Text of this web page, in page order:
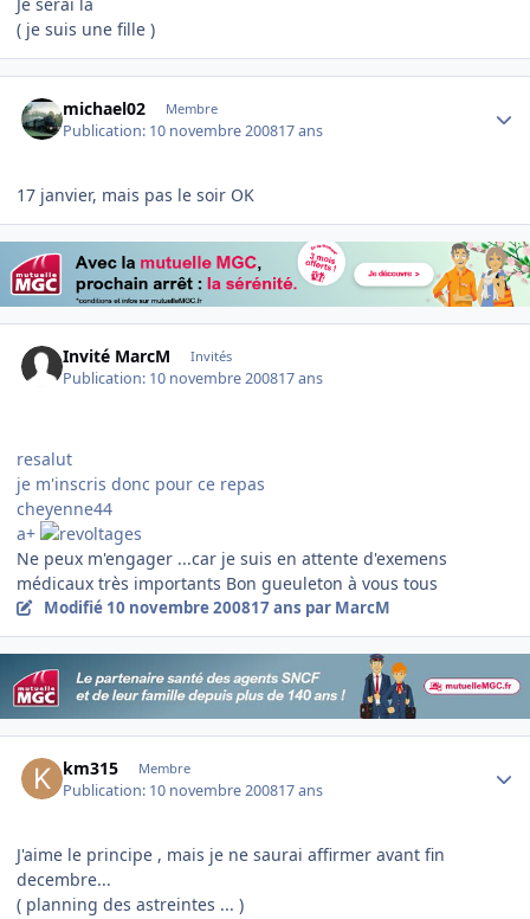
( je suis une fille )
michael02 Membre
Publication: 10 novembre 200817 ans
17 janvier, mais pas le soir OK
Invité MarcM Invités
Publication: 10 novembre 200817 ans
resalut
je m'inscris donc pour ce repas
cheyenne44
a+
Ne peux m'engager ...car je suis en attente d'exemens
médicaux très importants Bon gueuleton à vous tous
Modifié 10 novembre 200817 ans par MarcM
km315 Membre
Publication: 10 novembre 200817 ans
J'aime le principe , mais je ne saurai affirmer avant fin
decembre...
( planning des astreintes ... )